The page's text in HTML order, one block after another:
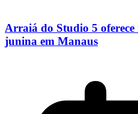
Arraiá do Studio 5 oferece
junina em Manaus